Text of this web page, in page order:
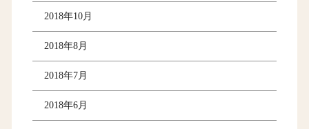
2018年10月
2018年8月
2018年7月
2018年6月